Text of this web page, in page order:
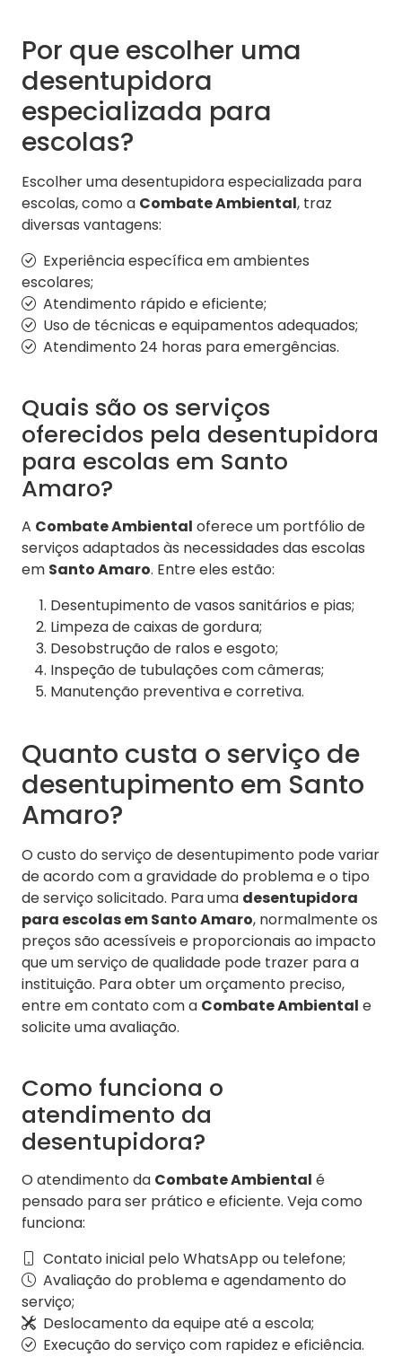
Por que escolher uma
desentupidora
especializada para
escolas?
Escolher uma desentupidora especializada para
escolas, como a Combate Ambiental, traz
diversas vantagens:
Experiência específica em ambientes
escolares;
Atendimento rápido e eficiente;
Uso de técnicas e equipamentos adequados;
Atendimento 24 horas para emergências.
Quais são os serviços
oferecidos pela desentupidora
para escolas em Santo
Amaro?
A Combate Ambiental oferece um portfólio de
serviços adaptados às necessidades das escolas
em Santo Amaro. Entre eles estão:
Desentupimento de vasos sanitários e pias;
Limpeza de caixas de gordura;
Desobstrução de ralos e esgoto;
Inspeção de tubulações com câmeras;
Manutenção preventiva e corretiva.
Quanto custa o serviço de
desentupimento em Santo
Amaro?
O custo do serviço de desentupimento pode variar
de acordo com a gravidade do problema e o tipo
de serviço solicitado. Para uma desentupidora
para escolas em Santo Amaro, normalmente os
preços são acessíveis e proporcionais ao impacto
que um serviço de qualidade pode trazer para a
instituição. Para obter um orçamento preciso,
entre em contato com a Combate Ambiental e
solicite uma avaliação.
Como funciona o
atendimento da
desentupidora?
O atendimento da Combate Ambiental é
pensado para ser prático e eficiente. Veja como
funciona:
Contato inicial pelo WhatsApp ou telefone;
Avaliação do problema e agendamento do
serviço;
Deslocamento da equipe até a escola;
Execução do serviço com rapidez e eficiência.